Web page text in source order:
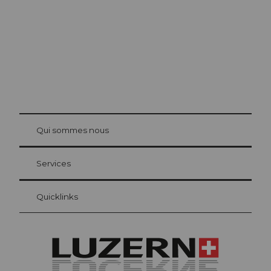
Carte d’hôte Lucerne
Vos avantages en tant qu'hôte pour la nuit
at Bre
Qui sommes nous
Services
Quicklinks